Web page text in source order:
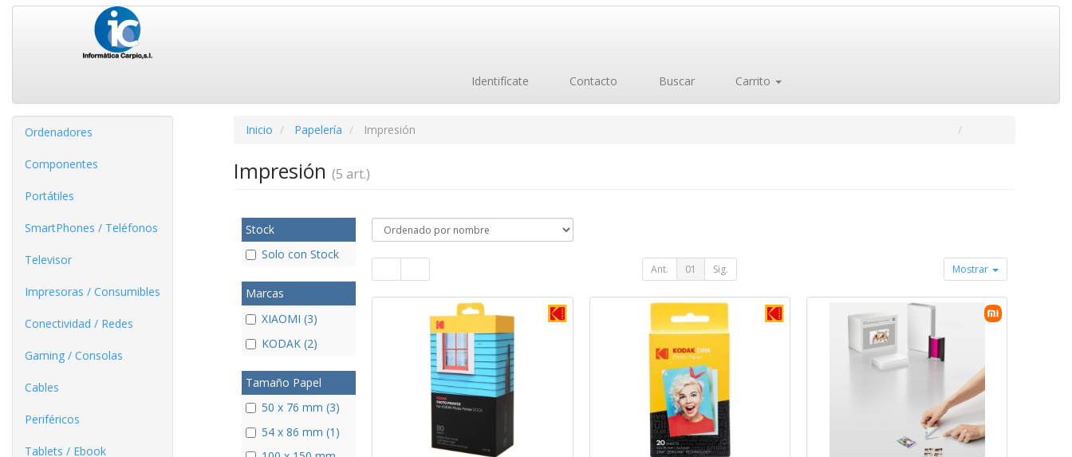
Identifícate Contacto Buscar Carrito
Ordenadores
Componentes
Portátiles
SmartPhones / Teléfonos
Televisor
Impresoras / Consumibles
Conectividad / Redes
Gaming / Consolas
Cables
Periféricos
Tablets / Ebook
Inicio Papelería Impresión
Impresión (5 art.)
Stock
Solo con Stock
Marcas
XIAOMI (3)
KODAK (2)
Tamaño Papel
50 x 76 mm (3)
54 x 86 mm (1)
Ant. 01 Sig. Mostrar